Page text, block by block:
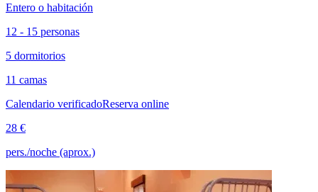
Entero o habitación
12 - 15 personas
5 dormitorios
11 camas
Calendario verificadoReserva online
28 €
pers./noche (aprox.)